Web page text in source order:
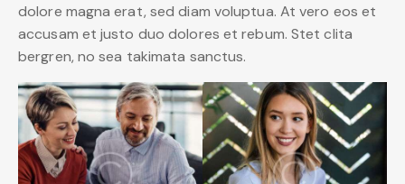
dolore magna erat, sed diam voluptua. At vero eos et
accusam et justo duo dolores et rebum. Stet clita
bergren, no sea takimata sanctus.